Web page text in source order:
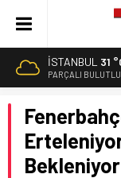
İSTANBUL 31
PARÇALI BULUTLU
Bekleniyor